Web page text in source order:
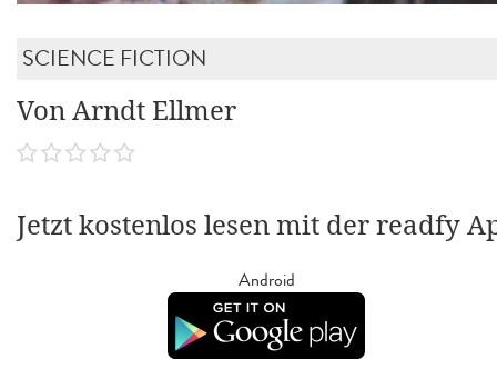
SCIENCE FICTION
Von Arndt Ellmer
Jetzt kostenlos lesen mit der readfy
Android